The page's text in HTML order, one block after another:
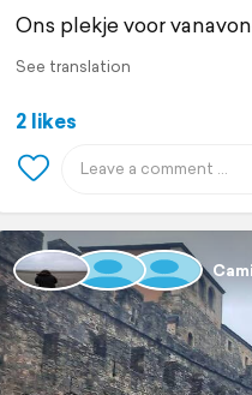
Ons plekje voor
See translation
2 likes